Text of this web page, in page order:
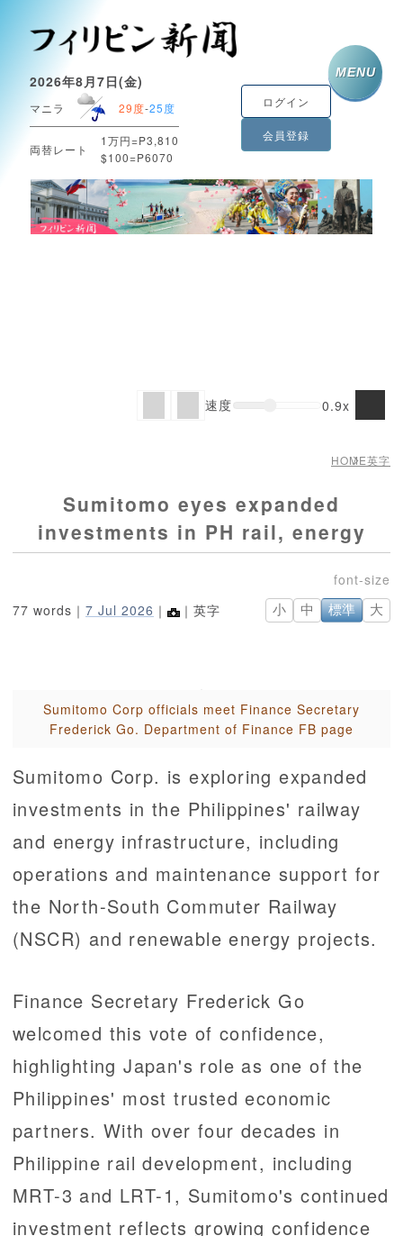
2026年8月7日(金)
マニラ 29度-25度
両替レート
1万円=P3,810
$100=P6070
ログイン
会員登録
MENU
HOME英字
Sumitomo eyes expanded
investments in PH rail, energy
77 words｜ 7 Jul 2026 ｜ ｜英字 小 中 標準 大
Sumitomo Corp officials meet Finance Secretary
Frederick Go. Department of Finance FB page
速度 0.9x
Sumitomo Corp. is exploring expanded
investments in the Philippines' railway
and energy infrastructure, including
operations and maintenance support for
the North-South Commuter Railway
(NSCR) and renewable energy projects.
Finance Secretary Frederick Go
welcomed this vote of confidence,
highlighting Japan's role as one of the
Philippines' most trusted economic
partners. With over four decades in
Philippine rail development, including
MRT-3 and LRT-1, Sumitomo's continued
investment reflects growing confidence